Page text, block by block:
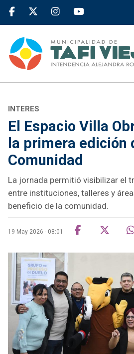
INTERES
El Espacio Villa
la primera edición
Comunidad
La jornada permitió visibilizar el
entre instituciones, talleres y
beneficio de la comunidad.
19 May 2026 - 08:01